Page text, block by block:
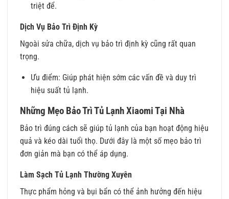
triệt để.
Dịch Vụ Bảo Trì Định Kỳ
Ngoài sửa chữa, dịch vụ bảo trì định kỳ cũng rất quan
trọng.
Ưu điểm: Giúp phát hiện sớm các vấn đề và duy trì
hiệu suất tủ lạnh.
Những Mẹo Bảo Trì Tủ Lạnh Xiaomi Tại Nhà
Bảo trì đúng cách sẽ giúp tủ lạnh của bạn hoạt động hiệu
quả và kéo dài tuổi thọ. Dưới đây là một số mẹo bảo trì
đơn giản mà bạn có thể áp dụng.
Làm Sạch Tủ Lạnh Thường Xuyên
Thực phẩm hỏng và bụi bẩn có thể ảnh hưởng đến hiệu